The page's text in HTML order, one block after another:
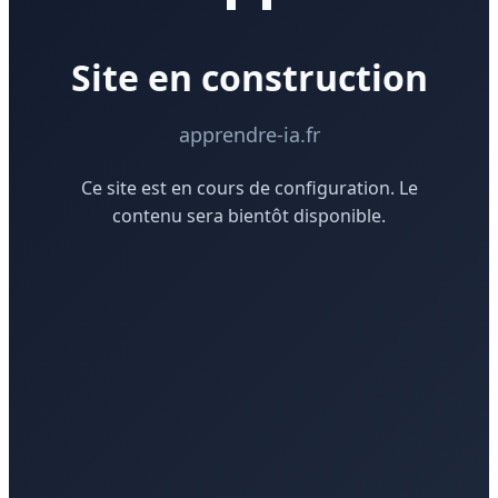
Site en construction
apprendre-ia.fr
Ce site est en cours de configuration. Le
contenu sera bientôt disponible.